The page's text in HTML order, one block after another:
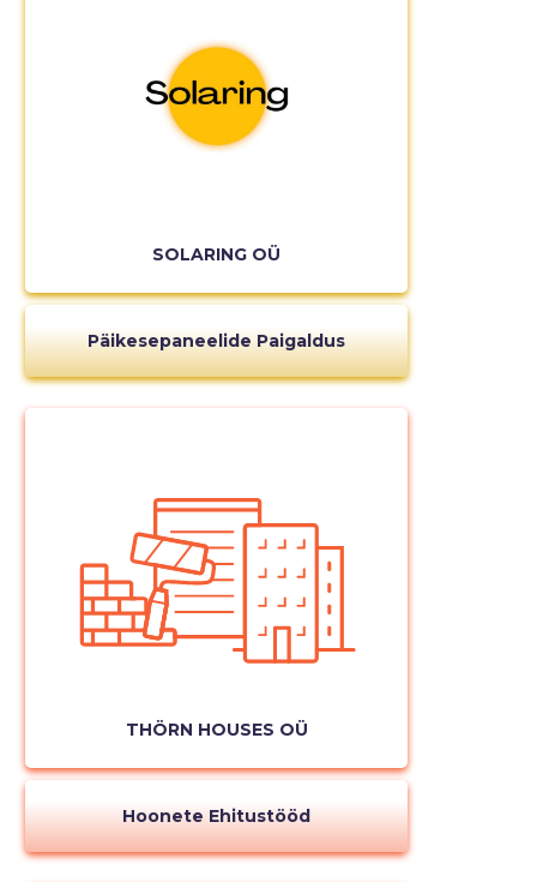
SOLARING OÜ
Päikesepaneelide Paigaldus
THÖRN HOUSES OÜ
Hoonete Ehitustööd